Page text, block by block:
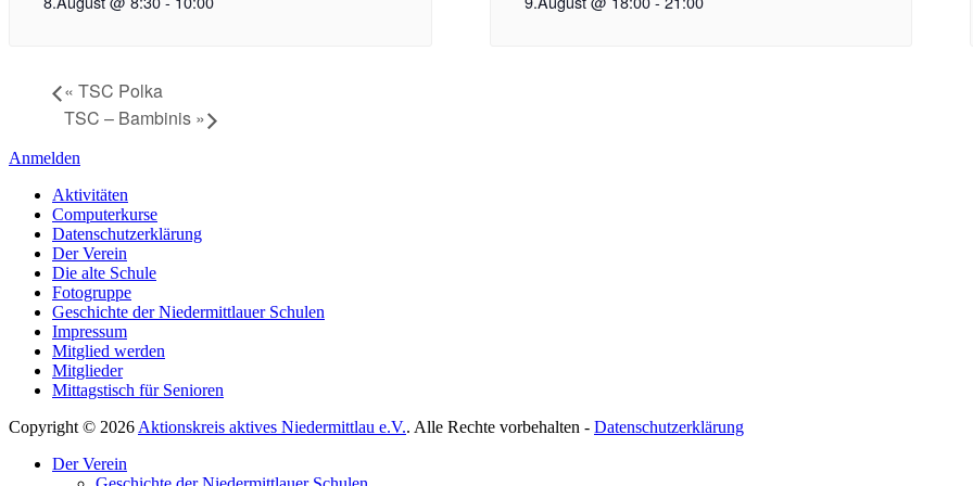
« TSC Polka
TSC – Bambinis »
Anmelden
Aktivitäten
Computerkurse
Datenschutzerklärung
Der Verein
Die alte Schule
Fotogruppe
Geschichte der Niedermittlauer Schulen
Impressum
Mitglied werden
Mitglieder
Mittagstisch für Senioren
Copyright © 2026 Aktionskreis aktives Niedermittlau e.V.. Alle Rechte vorbehalten - Datenschutzerklärung
scrollenDer Verein